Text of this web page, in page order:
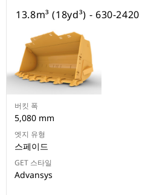
13.8m³ (18yd³) - 630-2420
버킷 폭
5,080 mm
엣지 유형
스페이드
GET 스타일
Advansys